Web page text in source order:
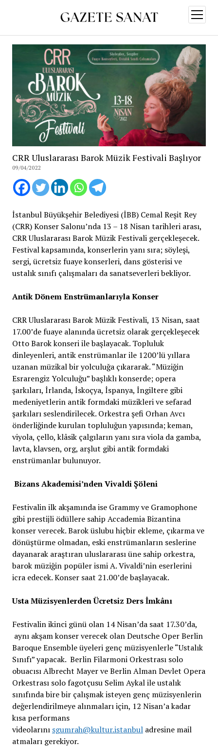
aç
CRR Uluslararası Barok Müzik Festivali Başlıyor
09/04/2022
İstanbul Büyükşehir Belediyesi (İBB) Cemal Reşit Rey
(CRR) Konser Salonu’nda 13 – 18 Nisan tarihleri arası,
CRR Uluslararası Barok Müzik Festivali gerçekleşecek.
Festival kapsamında, konserlerin yanı sıra; söyleşi,
sergi, ücretsiz fuaye konserleri, dans gösterisi ve
ustalık sınıfı çalışmaları da sanatseverleri bekliyor.
Antik Dönem Enstrümanlarıyla Konser
CRR Uluslararası Barok Müzik Festivali, 13 Nisan, saat
17.00’de fuaye alanında ücretsiz olarak gerçekleşecek
Otto Barok konseri ile başlayacak. Topluluk
dinleyenleri, antik enstrümanlar ile 1200’lü yıllara
uzanan müzikal bir yolculuğa çıkararak. “Müziğin
Esrarengiz Yolculuğu” başlıklı konserde; opera
şarkıları, İrlanda, İskoçya, İspanya, İngiltere gibi
medeniyetlerin antik formdaki müzikleri ve sefarad
şarkıları seslendirilecek. Orkestra şefi Orhan Avcı
önderliğinde kurulan topluluğun yapısında; keman,
viyola, çello, klâsik çalgıların yanı sıra viola da gamba,
lavta, klavsen, org, arşlut gibi antik formdaki
enstrümanlar bulunuyor.
Bizans Akademisi’nden Vivaldi Şöleni
Festivalin ilk akşamında ise Grammy ve Gramophone
gibi prestijli ödüllere sahip Accademia Bizantina
konser verecek. Barok üslubu hiçbir ekleme, çıkarma ve
dönüştürme olmadan, eski enstrümanların seslerine
dayanarak araştıran uluslararası üne sahip orkestra,
barok müziğin popüler ismi A. Vivaldi’nin eserlerini
icra edecek. Konser saat 21.00’de başlayacak.
Usta Müzisyenlerden Ücretsiz Ders İmkânı
Festivalin ikinci günü olan 14 Nisan’da saat 17.30’da,
aynı akşam konser verecek olan Deutsche Oper Berlin
Baroque Ensemble üyeleri genç müzisyenlerle “Ustalık
Sınıfı” yapacak. Berlin Filarmoni Orkestrası solo
obuacısı Albrecht Mayer ve Berlin Alman Devlet Opera
Orkestrası solo fagotçusu Selim Aykal ile ustalık
sınıfında bire bir çalışmak isteyen genç müzisyenlerin
değerlendirilmeye alınmaları için, 12 Nisan’a kadar
kısa performans
videolarını sgumrah@kultur.istanbuladresine mail
atmaları gerekiyor.